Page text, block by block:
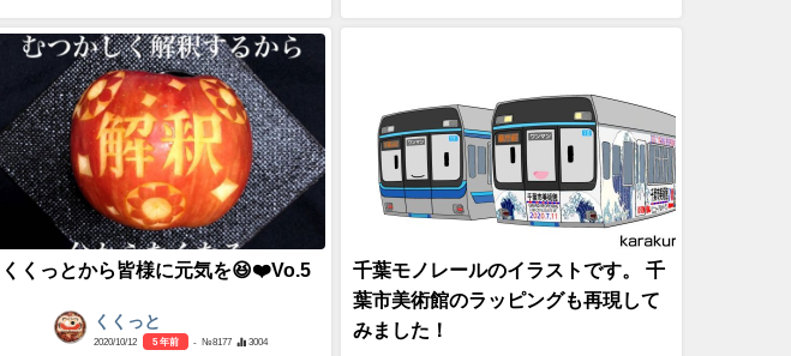
くくっとから皆様に元気を😆❤️Vo.5
くくっと
2020/10/12 5 年前 - №8177 3004
千葉モノレールのイラストです。 千
葉市美術館のラッピングも再現して
みました！